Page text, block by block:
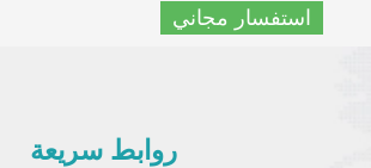
استفسار مجاني
روابط سريعة